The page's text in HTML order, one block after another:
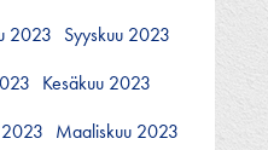
2023 Syyskuu 2023
Kesäkuu 2023
Maaliskuu 2023